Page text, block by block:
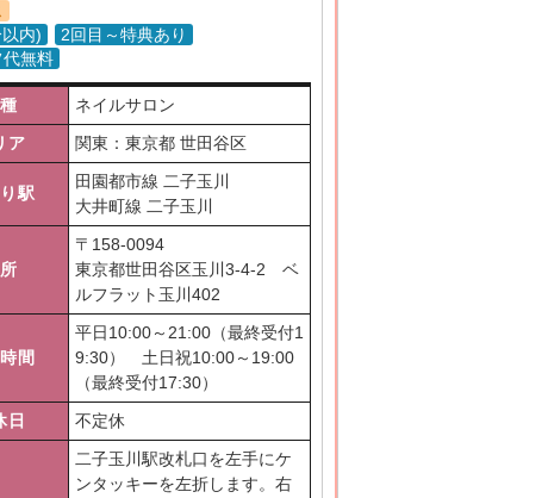
内)
2回目～特典あり
代無料
ネイルサロン
ア
関東：東京都 世田谷区
駅
田園都市線 二子玉川
大井町線 二子玉川
〒 158-0094
東京都世田谷区玉川3-4-2 ベ
ルフラット玉川402
間
平日10:00～21:00（最終受付1
9:30） 土日祝10:00～19:00
（最終受付17:30）
日
不定休
二子玉川駅改札口を左手にケ
ンタッキーを左折します。右